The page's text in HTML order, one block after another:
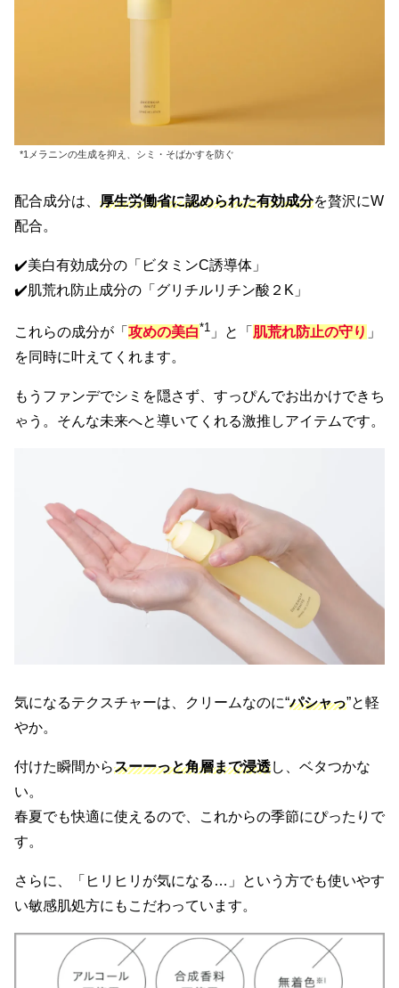
*1メラニンの生成を抑え、シミ・そばかすを防ぐ
配合成分は、 厚生労働省に認められた有効成分を贅沢にW
配合。
✔️美白有効成分の「ビタミンC誘導体」
✔️肌荒れ防止成分の「グリチルリチン酸２K」
これらの成分が「 攻めの美白*1 」と「 肌荒れ防止の守り 」
を同時に叶えてくれます。
もうファンデでシミを隠さず、すっぴんでお出かけできち
ゃう。そんな未来へと導いてくれる激推しアイテムです。
気になるテクスチャーは、クリームなのに“パシャっ”と軽
やか。
付けた瞬間からスーーっと角層まで浸透し、ベタつかな
い。
春夏でも快適に使えるので、これからの季節にぴったりで
す。
さらに、「ヒリヒリが気になる…」という方でも使いやす
い敏感肌処方にもこだわっています。